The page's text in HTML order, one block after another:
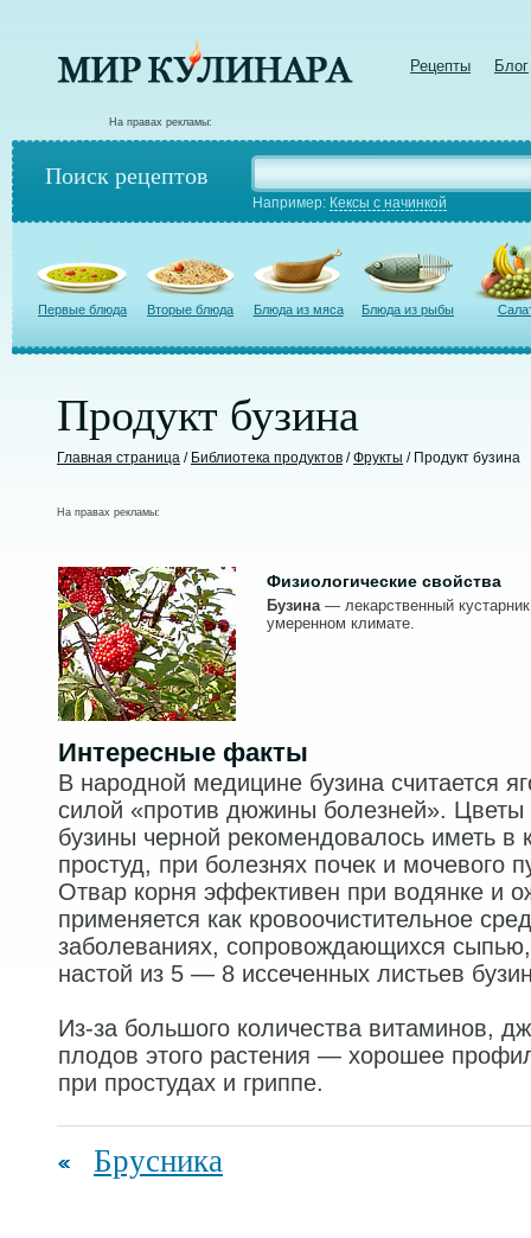
Рецепты Блог
На правах рекламы:
Поиск рецептов
Например: Кексы с начинкой
Первые блюда Вторые блюда Блюда из мяса Блюда из рыбы
Продукт бузина
Главная страница / Библиотека продуктов /Фрукты / Продукт бузина
На правах рекламы:
Физиологические свойства
Бузина— лекарственный
умеренном климате.
Интересные факты
В народной медицине бузина считается
силой «против дюжины болезней». Цветы
бузины черной рекомендовалось иметь
простуд, при болезнях почек и мочевого
Отвар корня эффективен при водянке и
применяется как кровоочистительное
заболеваниях, сопровождающихся
настой из 5 — 8 иссеченных листьев
Из-за большого количества витаминов,
плодов этого растения — хорошее
при простудах и гриппе.
Брусника